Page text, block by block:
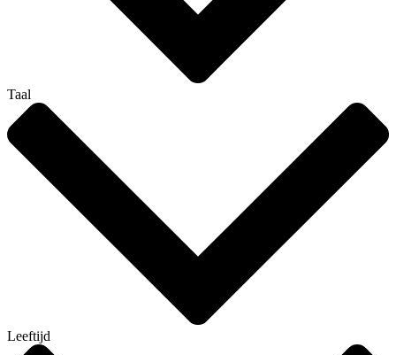
Taal
Leeftijd